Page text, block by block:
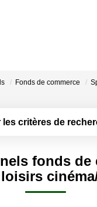
VOTRE
Fonds de commerce
les critères de
Rayon
fonds de